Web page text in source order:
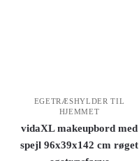
EGETRÆSHYLDER TIL
HJEMMET
vidaXL makeupbord med
spejl 96x39x142 cm røget